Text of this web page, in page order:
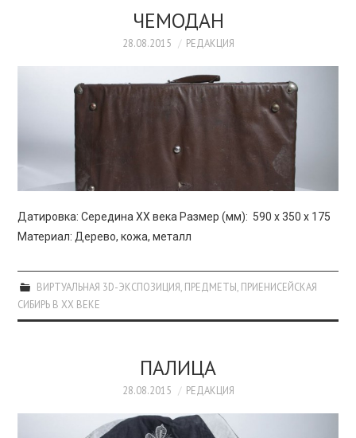
ЧЕМОДАН
28.08.2015 РЕДАКЦИЯ
Датировка: Середина XX века Размер (мм): 590 х 350 х 175
Материал: Дерево, кожа, металл
ВИРТУАЛЬНАЯ 3D-ЭКСПОЗИЦИЯ, ПРЕДМЕТЫ, ПРИЕНИСЕЙСКАЯ
СИБИРЬ В XX ВЕКЕ
ПАЛИЦА
28.08.2015 РЕДАКЦИЯ